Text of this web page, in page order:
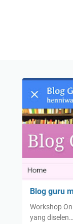
Blog guru
Workshop
yang diselen…